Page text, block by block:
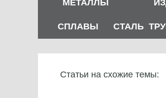
МЕТАЛЛЫ
СПЛАВЫ СТАЛЬ
Статьи на схожие темы: